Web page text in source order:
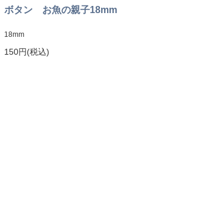
ボタン お魚の親子18mm
18mm
150円(税込)